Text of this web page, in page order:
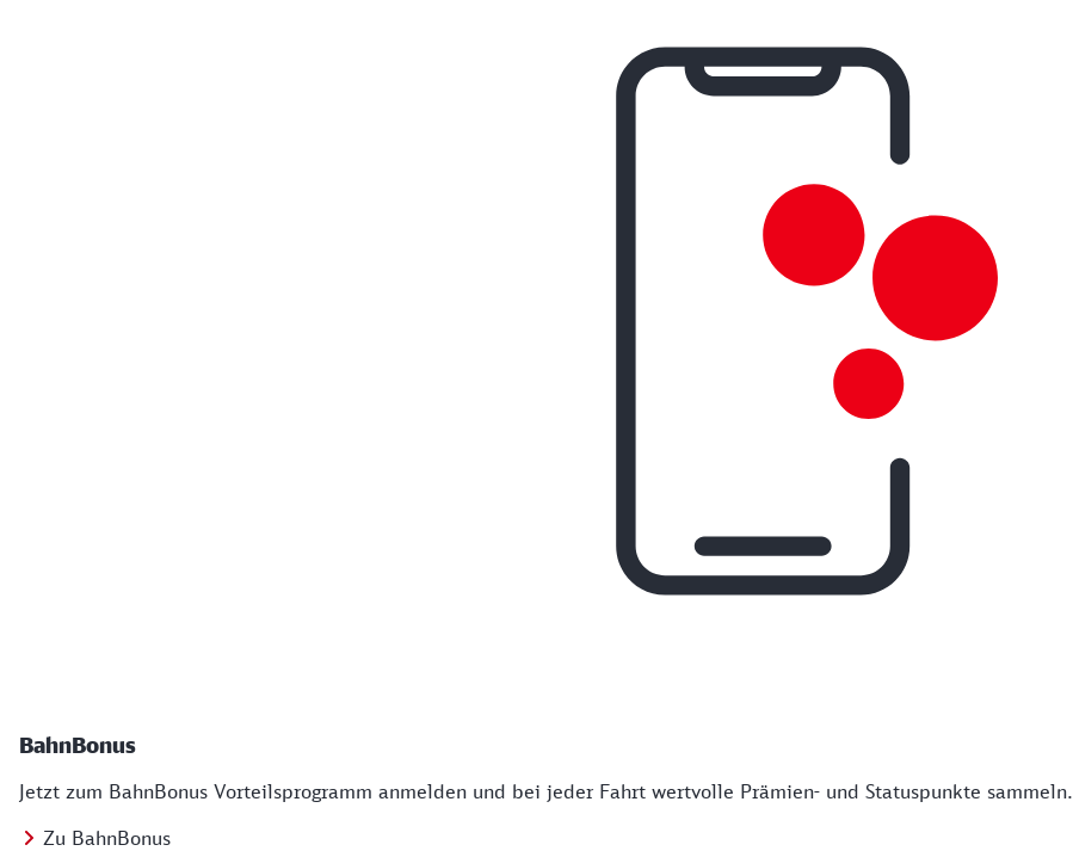
BahnBonus
Jetzt zum BahnBonus Vorteilsprogramm anmelden und bei jeder Fahrt wertvolle Prämien- und Statuspunkte sammeln.
Zu BahnBonus